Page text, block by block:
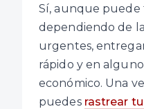
Sí, aunque puede
dependiendo de
urgentes,
rápido y en
económico. Una
puedes rastrear